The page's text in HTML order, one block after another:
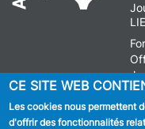
CE SITE WEB
Les cookies nous permettent
d'offrir des fonctionnalités